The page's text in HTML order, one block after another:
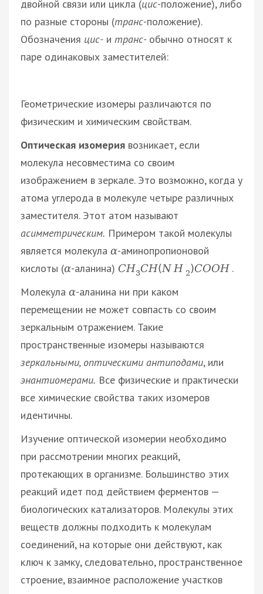
двойной связи или цикла (цис-положение), либо
по разные стороны (транс-положение).
Обозначения цис- и транс- обычно относят к
паре одинаковых заместителей:
Геометрические изомеры различаются по
физическим и химическим свойствам.
Оптическая изомерия возникает, если
молекула несовместима со своим
изображением в зеркале. Это возможно, когда у
атома углерода в молекуле четыре различных
заместителя. Этот атом называют
асимметрическим. Примером такой молекулы
является молекула α-аминопропионовой
кислоты (α-аланина) СН3СН(N H 2)COOH .
Молекула α-аланина ни при каком
перемещении не может совпасть со своим
зеркальным отражением. Такие
пространственные изомеры называются
зеркальными, оптическими антиподами, или
энантиомерами. Все физические и практически
все химические свойства таких изомеров
идентичны.
Изучение оптической изомерии необходимо
при рассмотрении многих реакций,
протекающих в организме. Большинство этих
реакций идет под действием ферментов —
биологических катализаторов. Молекулы этих
веществ должны подходить к молекулам
соединений, на которые они действуют, как
ключ к замку, следовательно, пространственное
строение, взаимное расположение участков